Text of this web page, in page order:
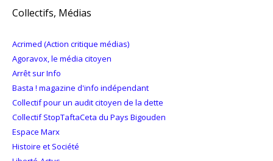
Collectifs, Médias
Acrimed (Action critique médias)
Agoravox, le média citoyen
Arrêt sur Info
Basta ! magazine d'info indépendant
Collectif pour un audit citoyen de la dette
Collectif StopTaftaCeta du Pays Bigouden
Espace Marx
Histoire et Société